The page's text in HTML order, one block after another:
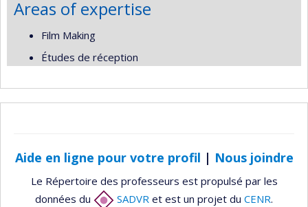
Areas of expertise
Film Making
Études de réception
Aide en ligne pour votre profil | Nous joindre
Le Répertoire des professeurs est propulsé par les
données du
SADVR et est un projet du CENR.